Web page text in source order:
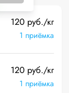
120 руб./кг
1 приёмка
120 руб./кг
1 приёмка